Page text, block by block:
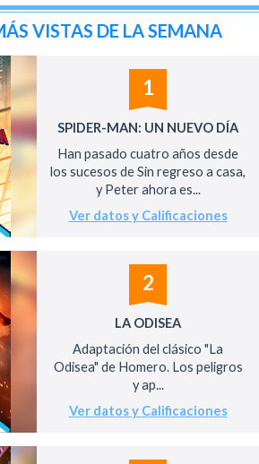
VISTAS DE LA SEMANA
1
SPIDER-MAN: UN NUEVO DÍA
Han pasado cuatro años desde
los sucesos de Sin regreso a casa,
y Peter ahora es...
Ver datos y Calificaciones
2
LA ODISEA
Adaptación del clásico "La
Odisea" de Homero. Los peligros
y ap...
Ver datos y Calificaciones